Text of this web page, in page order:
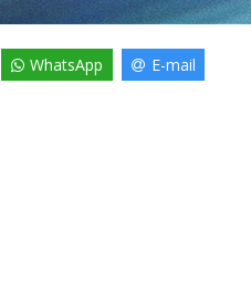
WhatsApp E-mail